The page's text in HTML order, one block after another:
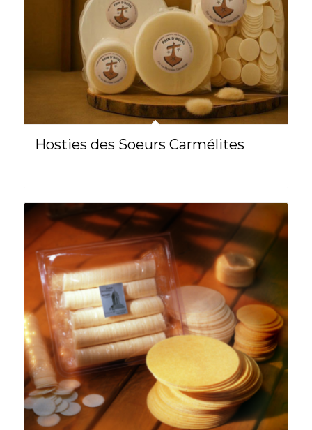
Hosties des Soeurs Carmélites